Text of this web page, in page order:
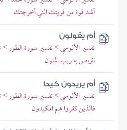
أشد قوة من قريتك التي أخرجتك
أم يقولون
تفسير الألوسي > تفسير سورة الطور >
نتربص به ريب المنون
أم يريدون كيدا
تفسير الألوسي > تفسير سورة الطور >
فالذين كفروا هم المكيدون